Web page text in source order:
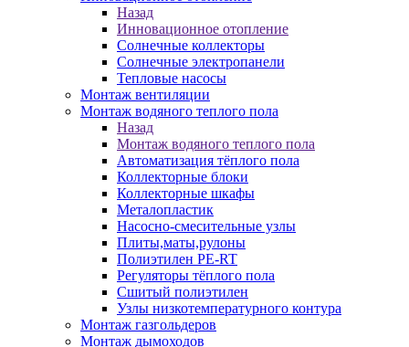
Назад
Инновационное отопление
Солнечные коллекторы
Солнечные электропанели
Тепловые насосы
Монтаж вентиляции
Монтаж водяного теплого пола
Назад
Монтаж водяного теплого пола
Автоматизация тёплого пола
Коллекторные блоки
Коллекторные шкафы
Металопластик
Насосно-смесительные узлы
Плиты,маты,рулоны
Полиэтилен PE-RT
Регуляторы тёплого пола
Сшитый полиэтилен
Узлы низкотемпературного контура
Монтаж газгольдеров
Монтаж дымоходов